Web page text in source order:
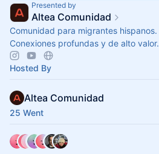
Presented by
Altea Comunidad
Comunidad para migrantes hispanos.
Conexiones profundas y de alto valor.
Hosted By
Altea Comunidad
25 Went